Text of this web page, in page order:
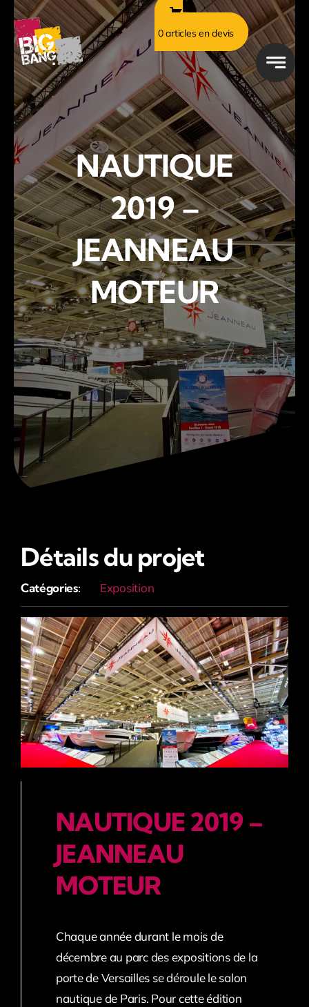
Passer
contenu
0 articles en devis
NAUTIQUE
2019 –
JEANNEAU
MOTEUR
Détails du projet
Catégories: Exposition
NAUTIQUE 2019 –
JEANNEAU
MOTEUR
Chaque année durant le mois de
décembre au parc des expositions de la
porte de Versailles se déroule le salon
nautique de Paris. Pour cette édition